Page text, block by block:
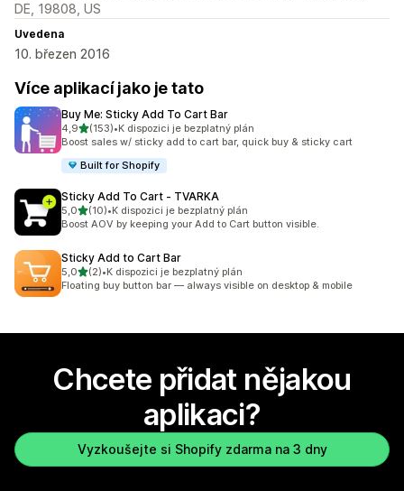
DE, 19808, US
Uvedena
10. březen 2016
Více aplikací jako je tato
Buy Me: Sticky Add To Cart Bar
4,9z 5 hvězd
(153)
Celkový počet recenzí: 153
•K dispozici je bezplatný plán
Boost sales w/ sticky add to cart bar, quick buy & sticky cart
Built for Shopify
Sticky Add To Cart ‑ TVARKA
5,0z 5 hvězd
(10)
Celkový počet recenzí: 10
•K dispozici je bezplatný plán
Boost AOV by keeping your Add to Cart button visible.
Sticky Add to Cart Bar
5,0z 5 hvězd
(2)
Celkový počet recenzí: 2
•K dispozici je bezplatný plán
Floating buy button bar — always visible on desktop & mobile
Chcete přidat nějakou
aplikaci?
Vyzkoušejte si Shopify zdarma na 3 dny